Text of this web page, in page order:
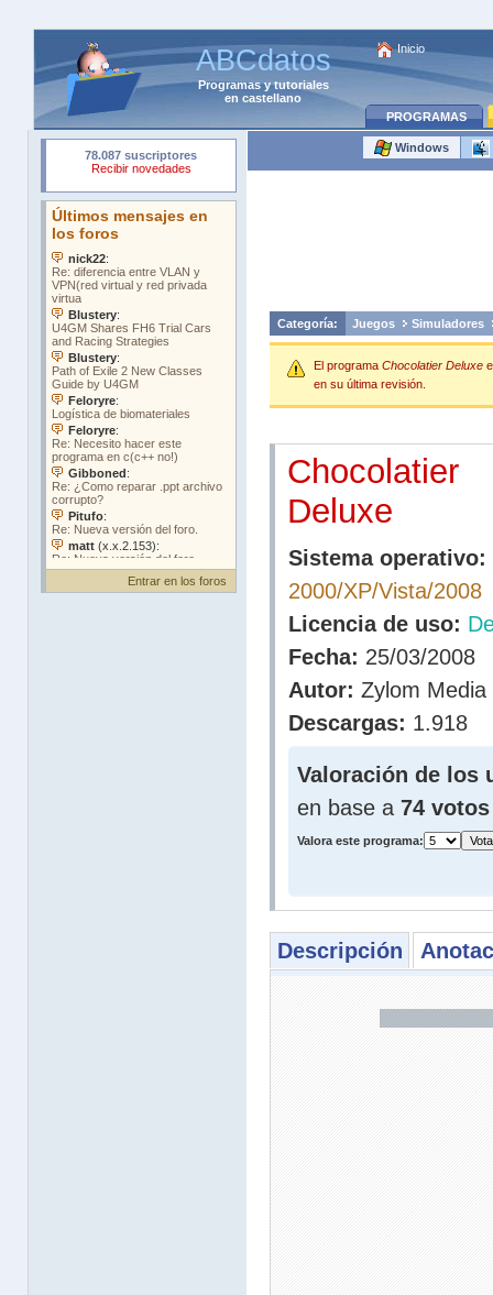
ABCdatos
Programasytutoriales
en castellano
Inicio
PROGRAMAS
Entrar en los foros
Windows
Categoría: Juegos Simuladores
El programa Chocolatier Deluxe
en su última revisión.
Chocolatier
Deluxe
Sistema operativo:
2000/XP/Vista/2008
Licencia de uso:
Fecha: 25/03/2008
Autor: Zylom Media
Descargas: 1.918
Valoración de los
en base a 74 votos
Valora este programa:
Descripción